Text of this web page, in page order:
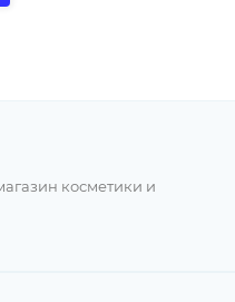
косметики и